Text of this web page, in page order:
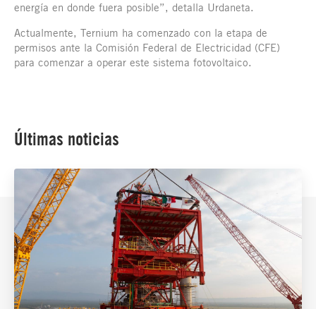
energía en donde fuera posible”, detalla Urdaneta.
Actualmente, Ternium ha comenzado con la etapa de
permisos ante la Comisión Federal de Electricidad (CFE)
para comenzar a operar este sistema fotovoltaico.
Últimas noticias